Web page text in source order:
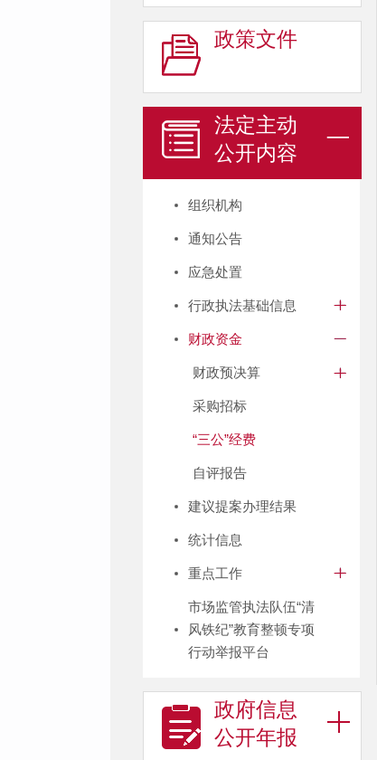
政策文件
法定主动
公开内容
组织机构
通知公告
应急处置
行政执法基础信息
财政资金
财政预决算
采购招标
“三公”经费
自评报告
建议提案办理结果
统计信息
重点工作
市场监管执法队伍“清
风铁纪”教育整顿专项
行动举报平台
政府信息
公开年报